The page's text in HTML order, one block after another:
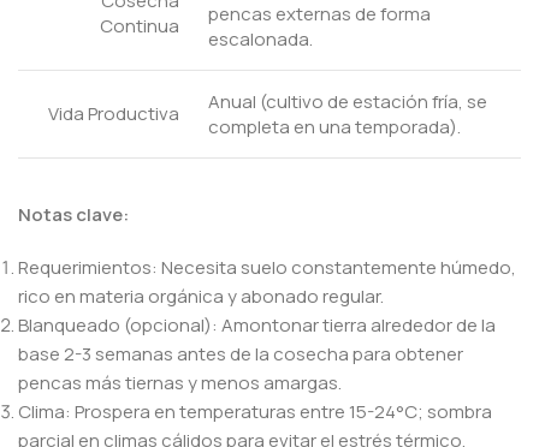
Continua
pencas externas de forma
escalonada.
Vida Productiva
Anual (cultivo de estación fría, se
completa en una temporada).
Notas clave:
Requerimientos: Necesita suelo constantemente húmedo,
rico en materia orgánica y abonado regular.
Blanqueado (opcional): Amontonar tierra alrededor de la
base 2-3 semanas antes de la cosecha para obtener
pencas más tiernas y menos amargas.
Clima: Prospera en temperaturas entre 15-24°C; sombra
parcial en climas cálidos para evitar el estrés térmico.